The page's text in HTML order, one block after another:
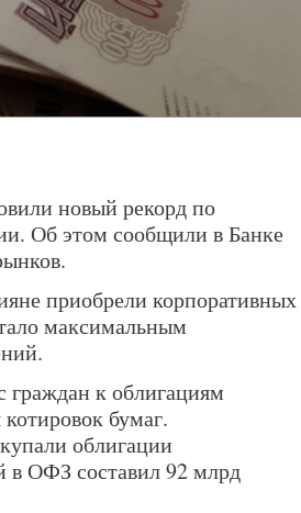
новый рекорд по
Об этом сообщили в Банке
приобрели корпоративных
максимальным
граждан к облигациям
бумаг.
облигации
в ОФЗ составил 92 млрд